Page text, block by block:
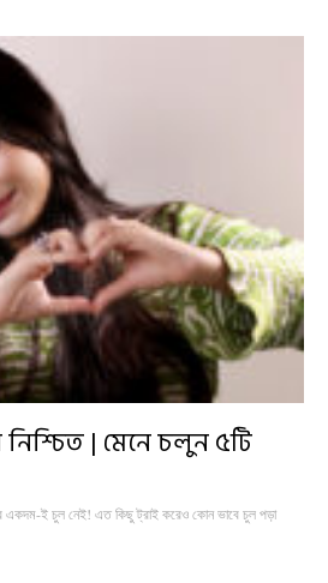
| মেনে চলুন ৫টি
একদম-ই চুল নেই! এত কিছু ট্রাই করেও কোন ভাবে চুল পড়া